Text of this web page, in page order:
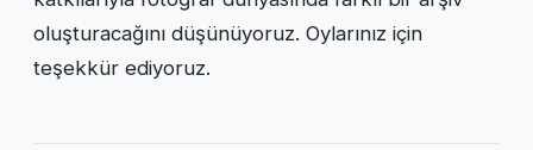
oluşturacağını düşünüyoruz. Oylarınız için
teşekkür ediyoruz.